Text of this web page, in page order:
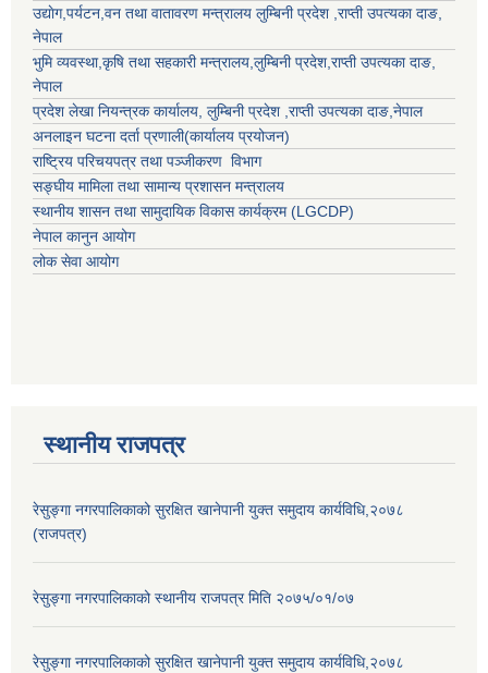
उद्याेग,पर्यटन,वन तथा वातावरण मन्त्रालय लुम्बिनी प्रदेश ,राप्ती उपत्यका दाङ,
नेपाल
भुमि व्यवस्था,कृषि तथा सहकारी मन्त्रालय,लुम्बिनी प्रदेश,राप्ती उपत्यका दाङ,
नेपाल
प्रदेश लेखा नियन्त्रक कार्यालय, लुम्बिनी प्रदेश ,राप्ती उपत्यका दाङ,नेपाल
अनलाइन घटना दर्ता प्रणाली(कार्यालय प्रयोजन)
राष्ट्रिय परिचयपत्र तथा पञ्जीकरण विभाग
सङ्घीय मामिला तथा सामान्य प्रशासन मन्त्रालय
स्थानीय शासन तथा सामुदायिक विकास कार्यक्रम (LGCDP)
नेपाल कानुन आयोग
लोक सेवा आयोग
स्थानीय राजपत्र
रेसुङ्गा नगरपालिकाको सुरक्षित खानेपानी युक्त समुदाय कार्यविधि,२०७८
(राजपत्र)
रेसुङ्गा नगरपालिकाको स्थानीय राजपत्र मिति २०७५/०१/०७
रेसुङ्गा नगरपालिकाको सुरक्षित खानेपानी युक्त समुदाय कार्यविधि,२०७८